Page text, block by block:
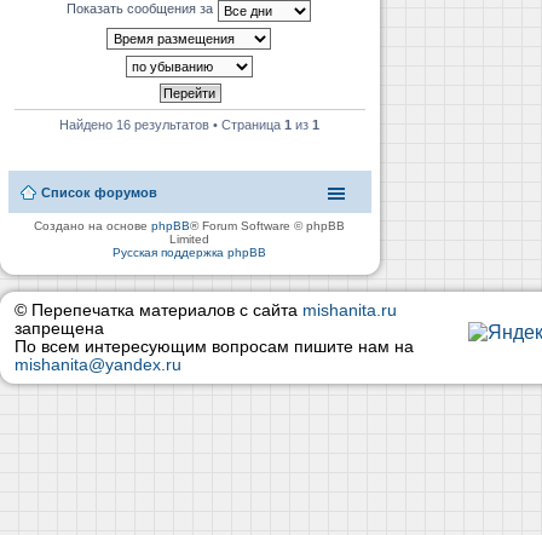
Показать сообщения за
Найдено 16 результатов • Страница1 из1
Список форумов
Создано на основеphpBB® Forum Software © phpBB
Limited
Русская поддержка phpBB
© Перепечатка материалов с сайта mishanita.ru
запрещена
По всем интересующим вопросам пишите нам на
mishanita@yandex.ru